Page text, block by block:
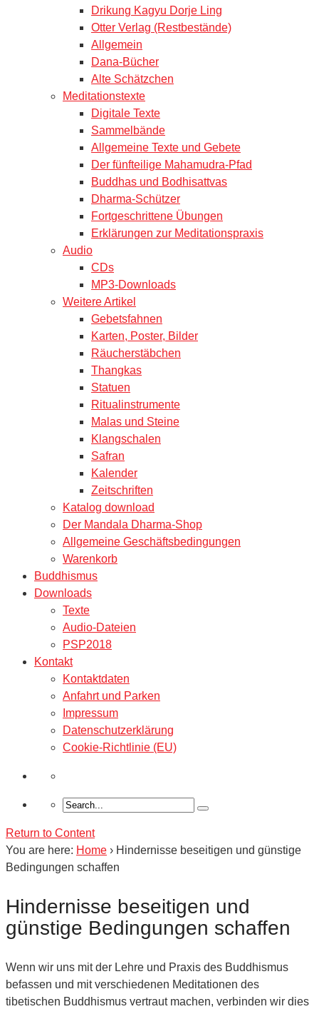
Drikung Kagyu Dorje Ling
Otter Verlag (Restbestände)
Allgemein
Dana-Bücher
Alte Schätzchen
Meditationstexte
Digitale Texte
Sammelbände
Allgemeine Texte und Gebete
Der fünfteilige Mahamudra-Pfad
Buddhas und Bodhisattvas
Dharma-Schützer
Fortgeschrittene Übungen
Erklärungen zur Meditationspraxis
Audio
CDs
MP3-Downloads
Weitere Artikel
Gebetsfahnen
Karten, Poster, Bilder
Räucherstäbchen
Thangkas
Statuen
Ritualinstrumente
Malas und Steine
Klangschalen
Safran
Kalender
Zeitschriften
Katalog download
Der Mandala Dharma-Shop
Allgemeine Geschäftsbedingungen
Warenkorb
Buddhismus
Downloads
Texte
Audio-Dateien
PSP2018
Kontakt
Kontaktdaten
Anfahrt und Parken
Impressum
Datenschutzerklärung
Cookie-Richtlinie (EU)
Return to Content
You are here: Home › Hindernisse beseitigen und günstige
Bedingungen schaffen
Hindernisse beseitigen und
günstige Bedingungen schaffen
Wenn wir uns mit der Lehre und Praxis des Buddhismus
befassen und mit verschiedenen Meditationen des
tibetischen Buddhismus vertraut machen, verbinden wir dies